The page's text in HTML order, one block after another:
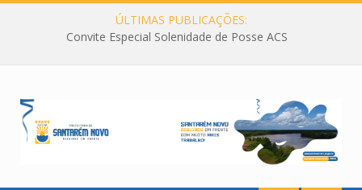
ÚLTIMAS PUBLICAÇÕES:
Convite Especial Solenidade de Posse ACS